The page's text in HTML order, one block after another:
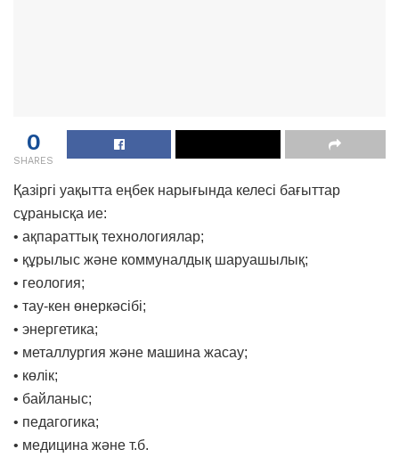
0
SHARES
Қазіргі уақытта еңбек нарығында келесі бағыттар
сұранысқа ие:
• ақпараттық технологиялар;
• құрылыс және коммуналдық шаруашылық;
• геология;
• тау-кен өнеркәсібі;
• энергетика;
• металлургия және машина жасау;
• көлік;
• байланыс;
• педагогика;
• медицина және т.б.